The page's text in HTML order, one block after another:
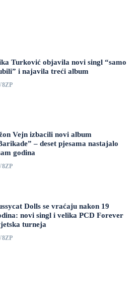
Turković objavila novi singl “samo
i najavila treći album
Vejn izbacili novi album
– deset pjesama nastajalo
godina
Dolls se vraćaju nakon 19
novi singl i velika PCD Forever
turneja